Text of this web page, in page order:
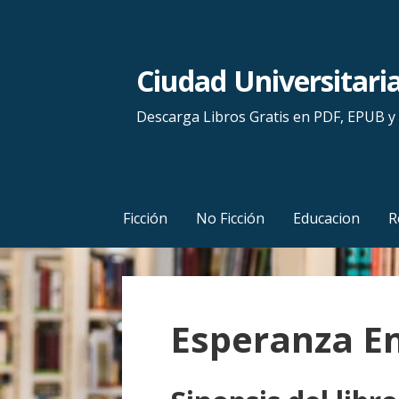
n
t
e
n
i
d
Ciudad
Descarga Libros Gratis en PDF, EPUB y
Ficción No Ficción Educacion
Esperanza